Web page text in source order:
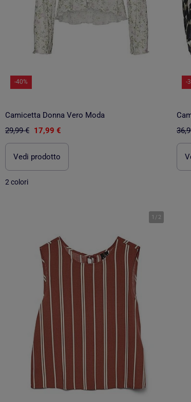
-40%
Camicetta Donna Vero Moda
29,99 € 17,99 €
Vedi prodotto
2 colori
-
1 / 2